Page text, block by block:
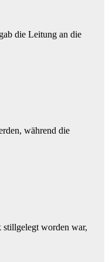
die Leitung an die
während die
stillgelegt worden war,